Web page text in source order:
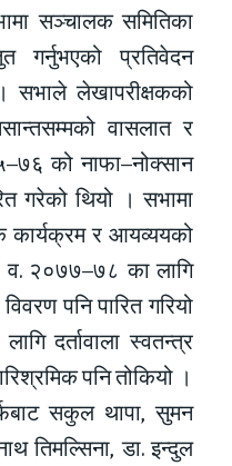
सञ्चालक समितिका
गर्नुभएको प्रतिवेदन
सभाले लेखापरीक्षकको
वासलात र
को नाफा–नोक्सान
गरेको थियो । सभामा
कार्यक्रम र आयव्ययको
२०७७–७८ का लागि
पनि पारित गरियो
दर्तावाला स्वतन्त्र
पनि तोकियो ।
सकुल थापा, सुमन
तिमल्सिना, डा. इन्दुल